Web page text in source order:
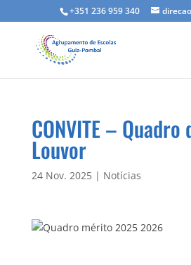
+351 236 959 340
CONVITE –
Louvor
24 Nov. 2025| Notícias